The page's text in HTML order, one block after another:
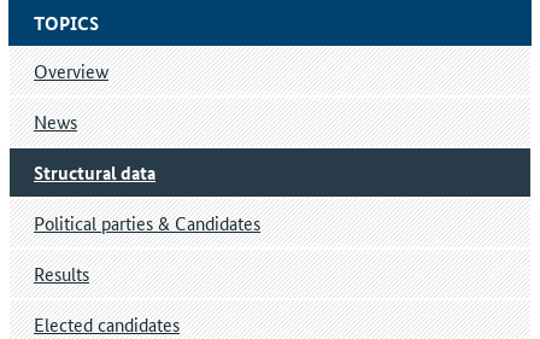
TOPICS
Overview
News
Structural data
Political parties & Candidates
Results
Elected candidates